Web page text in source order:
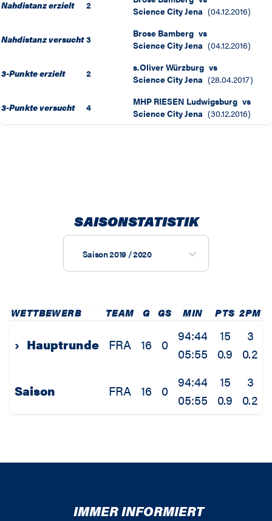
Nahdistanz erzielt 2
Science City Jena (04.12.2016)
Nahdistanz versucht 3 Brose Bamberg vs
Science City Jena (04.12.2016)
3-Punkte erzielt 2 s.Oliver Würzburg vs
Science City Jena (28.04.2017)
3-Punkte versucht 4 MHP RIESEN Ludwigsburg vs
Science City Jena (30.12.2016)
SAISONSTATISTIK
Saison 2019 / 2020
WETTBEWERB TEAM G GS MIN PTS 2PM
› Hauptrunde FRA 16 0
94:44
05:55
15
0.9
3
0.2
Saison FRA 16 0
94:44
05:55
15
0.9
3
0.2
IMMER INFORMIERT